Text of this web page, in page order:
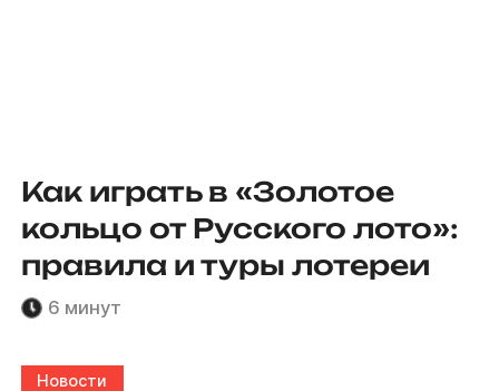
Как играть в «Золотое
кольцо от Русского лото»:
правила и туры лотереи
6 минут
Новости